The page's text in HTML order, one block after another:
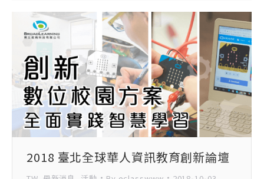
2018 臺北全球華人資訊教育創新論壇